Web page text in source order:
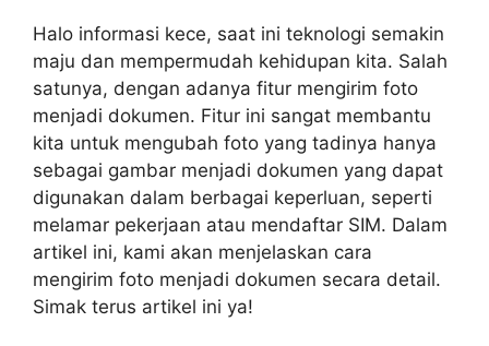
Halo informasi kece, saat ini teknologi semakin
maju dan mempermudah kehidupan kita. Salah
satunya, dengan adanya fitur mengirim foto
menjadi dokumen. Fitur ini sangat membantu
kita untuk mengubah foto yang tadinya hanya
sebagai gambar menjadi dokumen yang dapat
digunakan dalam berbagai keperluan, seperti
melamar pekerjaan atau mendaftar SIM. Dalam
artikel ini, kami akan menjelaskan cara
mengirim foto menjadi dokumen secara detail.
Simak terus artikel ini ya!